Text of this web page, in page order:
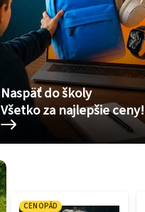
Naspäť do školy
Všetko za najlepšie ceny!
CENOPÁD